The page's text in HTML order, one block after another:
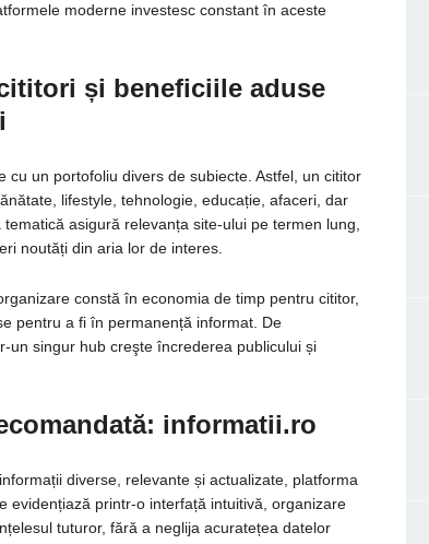
moderne investesc constant în aceste
și beneficiile aduse
un portofoliu divers de subiecte. Astfel, un cititor
lifestyle, tehnologie, educație, afaceri, dar
asigură relevanța site-ului pe termen lung,
noutăți din aria lor de interes.
constă în economia de timp pentru cititor,
pentru a fi în permanență informat. De
un singur hub creşte încrederea publicului și
informatii.ro
diverse, relevante și actualizate, platforma
evidențiază printr-o interfață intuitivă, organizare
tuturor, fără a neglija acuratețea datelor